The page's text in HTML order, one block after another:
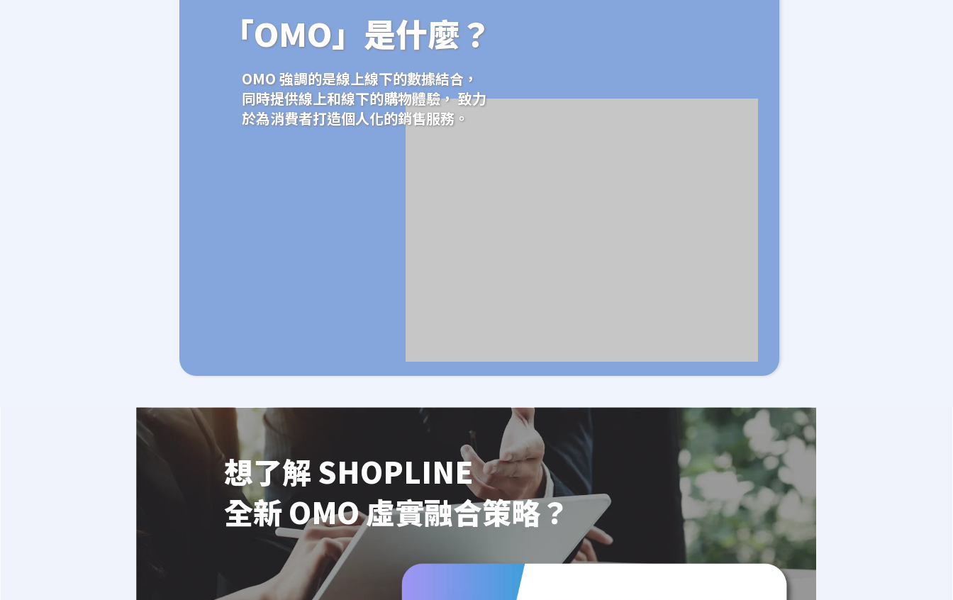
「OMO」是什麼？
OMO 強調的是線上線下的數據結合，
同時提供線上和線下的購物體驗， 致力
於為消費者打造個人化的銷售服務。
想了解 SHOPLINE
全新 OMO 虛實融合策略？